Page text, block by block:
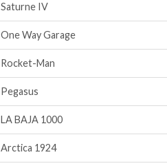
Saturne IV
One Way Garage
Rocket-Man
Pegasus
LA BAJA 1000
Arctica 1924